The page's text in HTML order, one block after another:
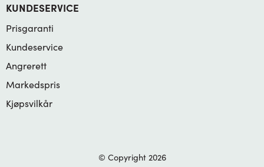
KUNDESERVICE
Prisgaranti
Kundeservice
Angrerett
Markedspris
Kjøpsvilkår
© Copyright 2026